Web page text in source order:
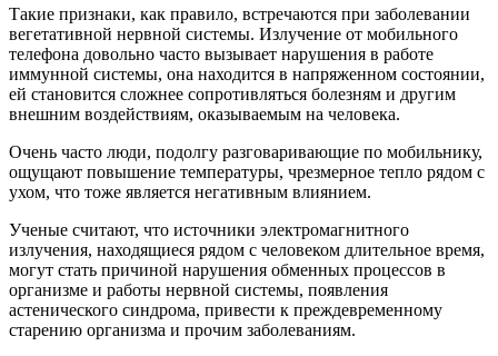
Такие признаки, как правило, встречаются при заболевании
вегетативной нервной системы. Излучение от мобильного
телефона довольно часто вызывает нарушения в работе
иммунной системы, она находится в напряженном состоянии,
ей становится сложнее сопротивляться болезням и другим
внешним воздействиям, оказываемым на человека.
Очень часто люди, подолгу разговаривающие по мобильнику,
ощущают повышение температуры, чрезмерное тепло рядом с
ухом, что тоже является негативным влиянием.
Ученые считают, что источники электромагнитного
излучения, находящиеся рядом с человеком длительное время,
могут стать причиной нарушения обменных процессов в
организме и работы нервной системы, появления
астенического синдрома, привести к преждевременному
старению организма и прочим заболеваниям.